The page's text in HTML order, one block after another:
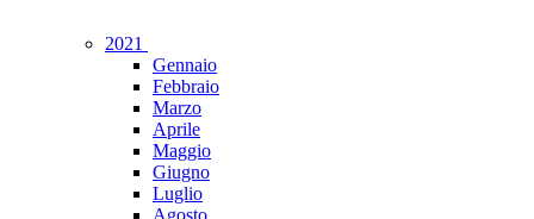
2021
Gennaio
Febbraio
Marzo
Aprile
Maggio
Giugno
Luglio
Agosto